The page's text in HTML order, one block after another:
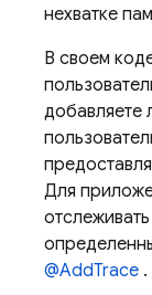
нехватке
В своем
Для
@AddTrace .